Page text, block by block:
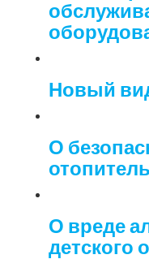
Новый
О
О вреде
детского